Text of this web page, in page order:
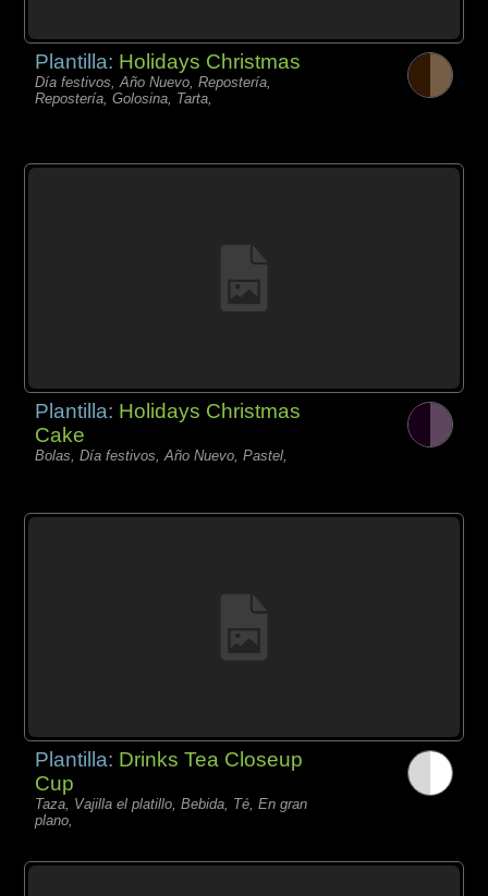
Plantilla: Holidays Christmas
Día festivos, Año Nuevo, Repostería,
Repostería, Golosina, Tarta,
Plantilla: Holidays Christmas
Cake
Bolas, Día festivos, Año Nuevo, Pastel,
Plantilla: Drinks Tea Closeup
Cup
Taza, Vajilla el platillo, Bebida, Té, En gran
plano,